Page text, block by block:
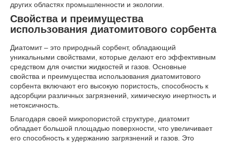
других областях промышленности и экологии.
Свойства и преимущества
использования диатомитового сорбента
Диатомит – это природный сорбент, обладающий
уникальными свойствами, которые делают его эффективным
средством для очистки жидкостей и газов. Основные
свойства и преимущества использования диатомитового
сорбента включают его высокую пористость, способность к
адсорбции различных загрязнений, химическую инертность и
нетоксичность.
Благодаря своей микропористой структуре, диатомит
обладает большой площадью поверхности, что увеличивает
его способность к удержанию загрязнений и газов. Это